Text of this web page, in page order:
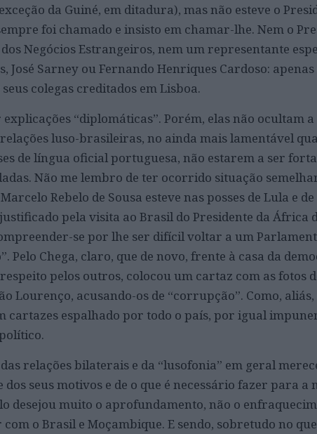
da Guiné, em ditadura), mas não esteve o
foi chamado e insisto em chamar-lhe. Nem o
Negócios Estrangeiros, nem um representante
José Sarney ou Fernando Henriques Cardoso: apenas
colegas creditados em Lisboa.
“diplomáticas”. Porém, elas não ocultam a
luso-brasileiras, no ainda mais lamentável
de língua oficial portuguesa, não estarem a ser
Não me lembro de ter ocorrido situação
Rebelo de Sousa esteve nas posses de Lula e de
pela visita ao Brasil do Presidente da África
se por lhe ser difícil voltar a um
Pelo Chega, claro, que de novo, frente à casa da
pelos outros, colocou um cartaz com as fotos
Lourenço, acusando-os de “corrupção”. Como, aliás,
cartazes espalhado por todo o país, por igual
relações bilaterais e da “lusofonia” em geral
seus motivos e de o que é necessário fazer para a
desejou muito o aprofundamento, não o
o Brasil e Moçambique. E sendo, sobretudo no